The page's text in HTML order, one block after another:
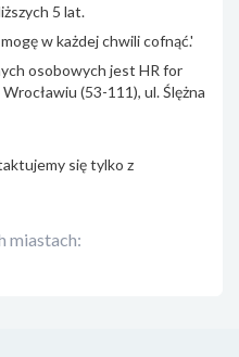
5 lat.
w każdej chwili cofnąć.'
osobowych jest HR for
(53-111), ul. Ślężna
się tylko z
miastach: